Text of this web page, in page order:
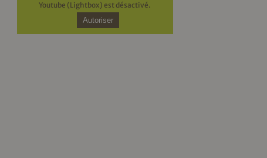
Youtube (Lightbox) est désactivé.
Autoriser